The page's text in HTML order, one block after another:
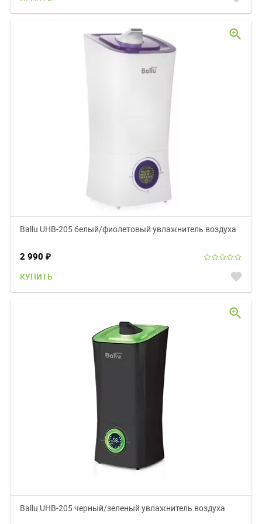
Ballu UHB-205 белый/фиолетовый увлажнитель воздуха
2 990 ₽
КУПИТЬ favorite
zoom_in
Ballu UHB-205 черный/зеленый увлажнитель воздуха
zoom_in